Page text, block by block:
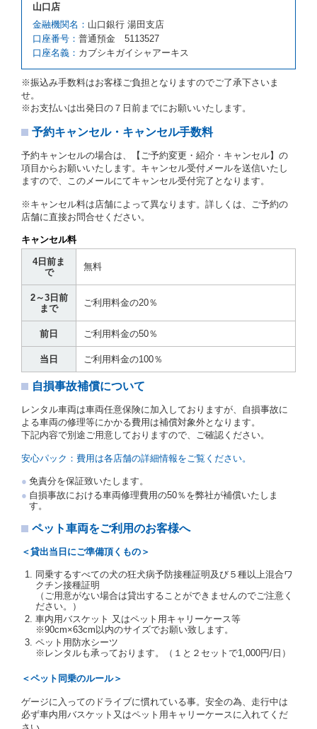
原因が、当社の責に帰さない事由による時には第４条
第５項の予約の取消しとして取り扱い、当社は受領済
の予約申込金を返還するものとします。
第６条（免責）
が締結されなかったことについて、第４条及び第５条
とします。
第３章／貸 渡 し
第７条（貸渡契約の締結）
借受人は第２条第１項に定める借受条件を明示し、当
貸渡契約を締結するものとします。ただし、貸し渡す
ことができるレンタカーがない場合又は借受人若しく
は運転者が第８条第１項若しくは第２項各号のいずれ
かに該当する場合を除きます。
貸渡契約を締結した場合、借受人は当社に第１0条第
１項に定める貸渡料金を支払うものとします。
運転者の義務と定められた事項を遵守するものとしま
す。
当社は、監督官庁の基本通達（注１）に基づき、貸渡
運転者の氏名、住所、運転免許の種類及び運転免許証
写しを添付するため、貸渡契約の締結にあたり、借受
人に対し、借受人の指定する運転者（以下「運転者」
といいます。）の運転免許証の提示を求めるほか、そ
の写しの提出を求めることがあります。この場合、借
受人は、自己が運転者であるときは自己の運転免許証
の運転免許証を提示するものとします。
交通局長通達「レンタカーに関する基本通達」（自
旅第138号 平成7年6月13日）の２．(10)及び(11)の
注２）運転免許証とは、道路交通法第９２条に規定
される運転免許証のうち、道路交通法施行規則第１
９条別記様式第１４の書式の運転免許証をいいま
す。
当社は、貸渡契約の締結にあたり、借受人及び運転者
に対し、運転免許証のほかに本人確認ができる書類の
提示を求め、及び提出された書類の写しをとることが
あります。
当社は、貸渡契約の締結にあたり、借受期間中に借受
人及び運転者と連絡するための携帯電話番号等の告知
を求めます。
レジットカード若しくは現金による支払いを求め、又
借受人は契約後の借受期間の延長はできないものとし
ます。
山口店
金融機関名： 山口銀行 湯田支店
口座番号： 普通預金 5113527
口座名義： カブシキガイシャアーキス
※振込み手数料はお客様ご負担となりますのでご了承下さいま
せ。
※お支払いは出発日の７日前までにお願いいたします。
予約キャンセル・キャンセル手数料
予約キャンセルの場合は、【ご予約変更・紹介・キャンセル】の
項目からお願いいたします。キャンセル受付メールを送信いたし
ますので、このメールにてキャンセル受付完了となります。
※キャンセル料は店舗によって異なります。詳しくは、ご予約の
店舗に直接お問合せください。
キャンセル料
4日前ま
で
無料
2～3日前
まで
ご利用料金の20％
前日 ご利用料金の50％
当日 ご利用料金の100％
自損事故補償について
レンタル車両は車両任意保険に加入しておりますが、自損事故に
よる車両の修理等にかかる費用は補償対象外となります。
下記内容で別途ご用意しておりますので、ご確認ください。
安心パック：費用は各店舗の詳細情報をご覧ください。
免責分を保証致いたします。
自損事故における車両修理費用の50％を弊社が補償いたしま
す。
ペット車両をご利用のお客様へ
＜貸出当日にご準備頂くもの＞
同乗するすべての犬の狂犬病予防接種証明及び５種以上混合ワ
クチン接種証明
（ご用意がない場合は貸出することができませんのでご注意く
ださい。）
車内用バスケット 又はペット用キャリーケース等
※90cm×63cm以内のサイズでお願い致します。
ペット用防水シーツ
※レンタルも承っております。（１と２セットで1,000円/日）
＜ペット同乗のルール＞
ゲージに入ってのドライブに慣れている事。安全の為、走行中は
必ず車内用バスケット又はペット用キャリーケースに入れてくだ